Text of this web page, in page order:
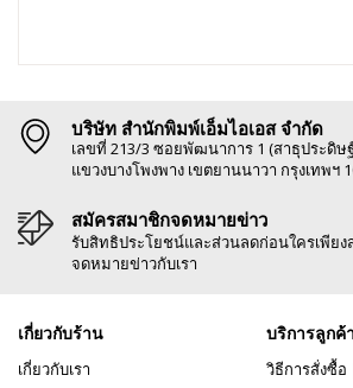
บริษัท สำนักพิมพ์เอ็มไอเอส จำกัด
เลขที่ 213/3 ซอยพัฒนาการ 1 (สาธุประดิษ
แขวงบางโพงพาง เขตยานนาวา กรุงเทพฯ
สมัครสมาชิกจดหมายข่าว
รับสิทธิประโยชน์และส่วนลดก่อนใครเพีย
จดหมายข่าวกับเรา
เกี่ยวกับร้าน
เกี่ยวกับเรา
บริการลูกค้า
วิธีการสั่งซื้อ